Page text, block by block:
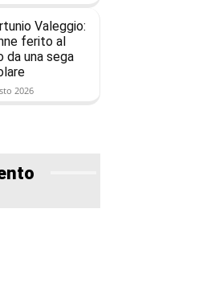
Valeggio:
ferito al
da una sega
2026